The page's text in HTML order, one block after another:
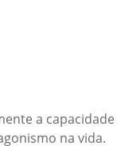
a
na vida.